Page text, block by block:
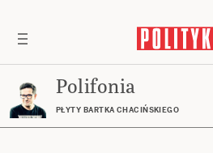
Polifonia
PŁYTY BARTKA CHACIŃSKIEGO